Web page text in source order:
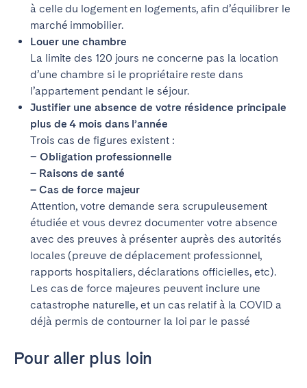
à celle du logement en logements, afin d’équilibrer le
marché immobilier.
Louer une chambre
La limite des 120 jours ne concerne pas la location
d’une chambre si le propriétaire reste dans
l’appartement pendant le séjour.
Justifier une absence de votre résidence principale
plus de 4 mois dans l’année
Trois cas de figures existent :
– Obligation professionnelle
– Raisons de santé
– Cas de force majeur
Attention, votre demande sera scrupuleusement
étudiée et vous devrez documenter votre absence
avec des preuves à présenter auprès des autorités
locales (preuve de déplacement professionnel,
rapports hospitaliers, déclarations officielles, etc).
Les cas de force majeures peuvent inclure une
catastrophe naturelle, et un cas relatif à la COVID a
déjà permis de contourner la loi par le passé
Pour aller plus loin